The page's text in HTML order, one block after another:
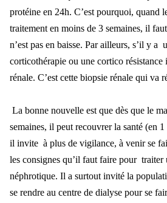
protéine en 24h. C’est pourquoi, quand
traitement en moins de 3 semaines, il
n’est pas en baisse. Par ailleurs, s’il y a
corticothérapie ou une cortico
rénale. C’est cette biopsie rénale qui va
La bonne nouvelle est que dès que le
semaines, il peut recouvrer la santé (en
il invite à plus de vigilance, à venir se
les consignes qu’il faut faire pour traiter
néphrotique. Il a surtout invité la
se rendre au centre de dialyse pour se